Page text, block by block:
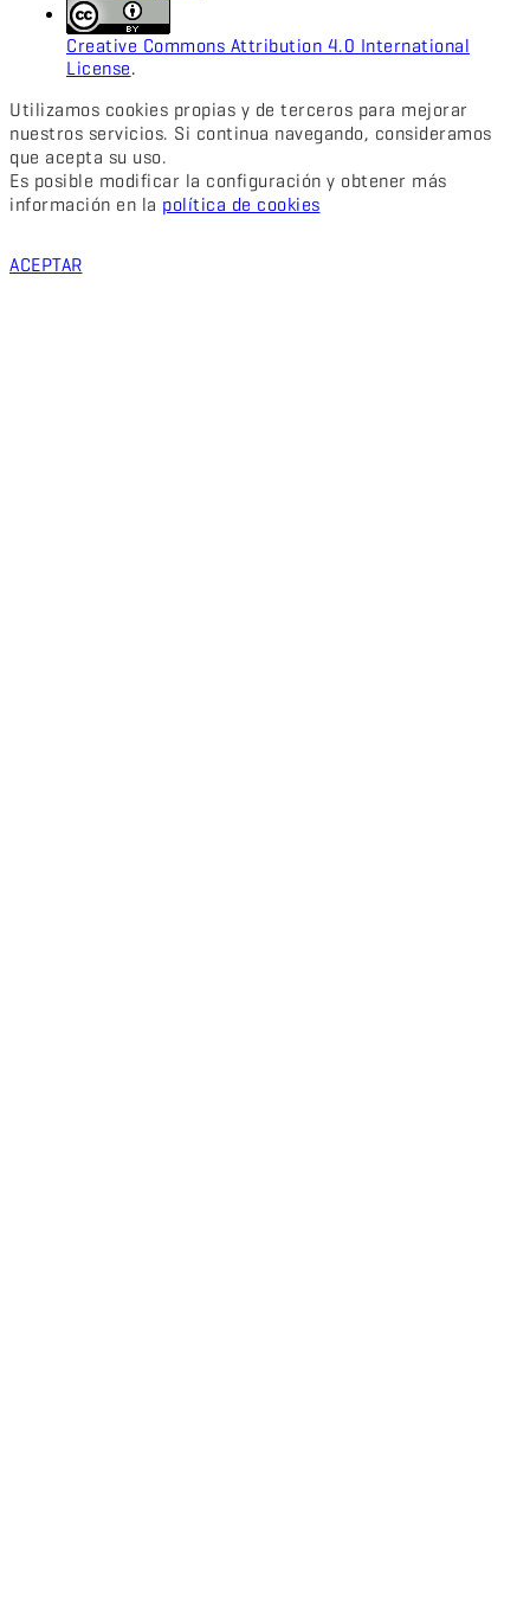
Creative Commons Attribution 4.0 International
License.
Utilizamos cookies propias y de terceros para mejorar
nuestros servicios. Si continua navegando, consideramos
que acepta su uso.
Es posible modificar la configuración y obtener más
información en la política de cookies
ACEPTAR